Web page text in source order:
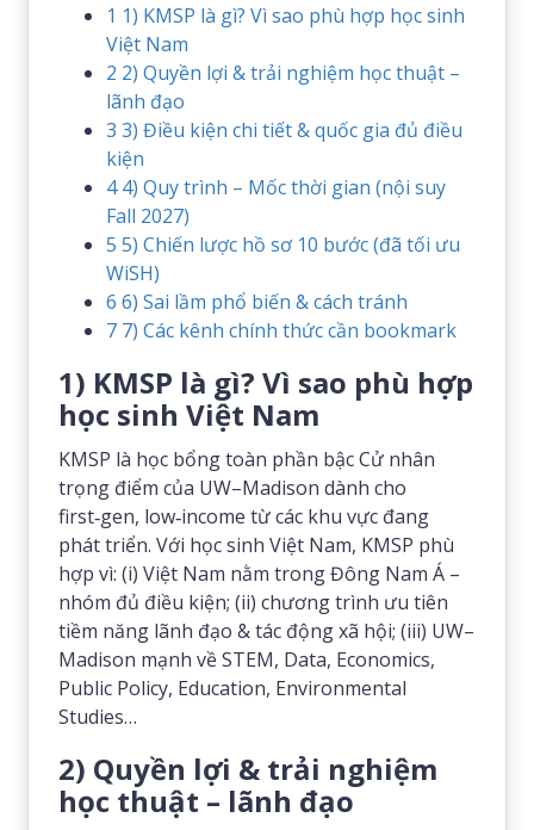
1 1) KMSP là gì? Vì sao phù hợp học sinh
Việt Nam
2 2) Quyền lợi & trải nghiệm học thuật –
lãnh đạo
3 3) Điều kiện chi tiết & quốc gia đủ điều
kiện
44) Quy trình – Mốc thời gian (nội suy
Fall 2027)
5 5) Chiến lược hồ sơ 10 bước (đã tối ưu
WiSH)
6 6) Sai lầm phổ biến & cách tránh
7 7) Các kênh chính thức cần bookmark
1) KMSP là gì? Vì sao phù hợp
học sinh Việt Nam
KMSP là học bổng toàn phần bậc Cử nhân
trọng điểm của UW–Madison dành cho
first‑gen, low‑income từ các khu vực đang
phát triển. Với học sinh Việt Nam, KMSP phù
hợp vì: (i) Việt Nam nằm trong Đông Nam Á –
nhóm đủ điều kiện; (ii) chương trình ưu tiên
tiềm năng lãnh đạo & tác động xã hội; (iii) UW–
Madison mạnh về STEM, Data, Economics,
Public Policy, Education, Environmental
Studies…
2) Quyền lợi & trải nghiệm
học thuật – lãnh đạo